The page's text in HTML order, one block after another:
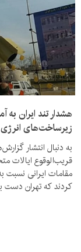
هشدار تند ایران
زیرساخت‌های انرژی
به دنبال انتشار
قریب‌الوقوع ایالات
مقامات ایرانی نسبت
کردند که تهران دست